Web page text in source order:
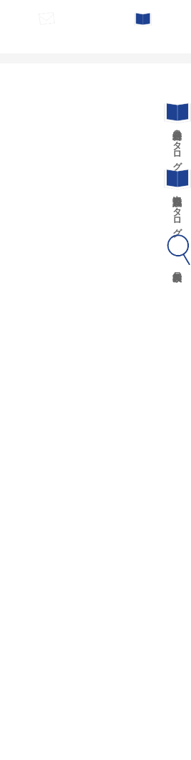
遊具総合カタログ
景観施設カタログ